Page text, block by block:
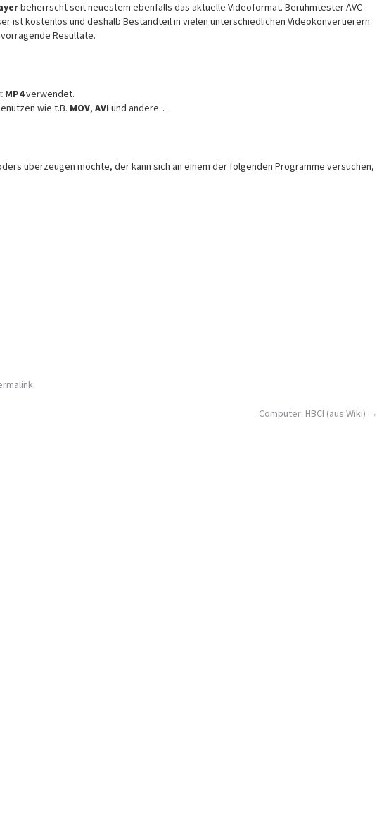
beherrscht seit neuestem ebenfalls das aktuelle Videoformat. Berühmtester AVC-
ist kostenlos und deshalb Bestandteil in vielen unterschiedlichen Videokonvertierern.
Resultate.
MP4verwendet.
wie t.B. MOV, AVI und andere…
überzeugen möchte, der kann sich an einem der folgenden Programme versuchen,
.
Computer: HBCI (aus Wiki) →